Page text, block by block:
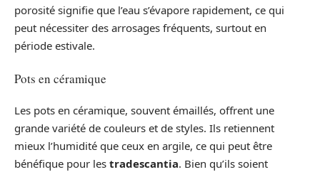
porosité signifie que l’eau s’évapore rapidement, ce qui
peut nécessiter des arrosages fréquents, surtout en
période estivale.
Pots en céramique
Les pots en céramique, souvent émaillés, offrent une
grande variété de couleurs et de styles. Ils retiennent
mieux l’humidité que ceux en argile, ce qui peut être
bénéfique pour les tradescantia. Bien qu’ils soient